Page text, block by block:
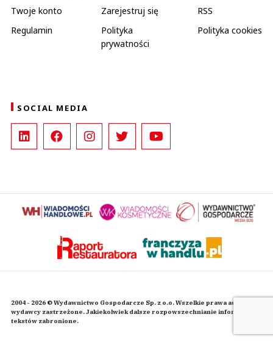
Twoje konto
Zarejestruj się
RSS
Regulamin
Polityka
prywatności
Polityka cookies
SOCIAL MEDIA
2004 - 2026 © Wydawnictwo Gospodarcze Sp. z o.o. Wszelkie prawa autorskie
wydawcy zastrzeżone. Jakiekolwiek dalsze rozpowszechnianie informacji i
tekstów zabronione.